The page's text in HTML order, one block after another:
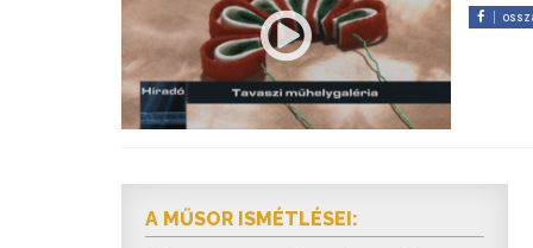
A MŰSOR ISMÉTLÉSEI: